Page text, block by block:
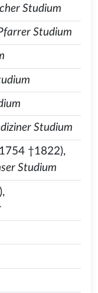
Studium
Studium
Studium
†1822),
Studium